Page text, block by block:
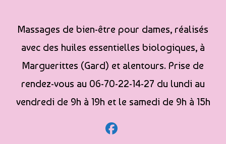
Massages de bien-être pour dames, réalisés
avec des huiles essentielles biologiques, à
Marguerittes (Gard) et alentours. Prise de
rendez-vous au 06-70-22-14-27 du lundi au
vendredi de 9h à 19h et le samedi de 9h à 15h